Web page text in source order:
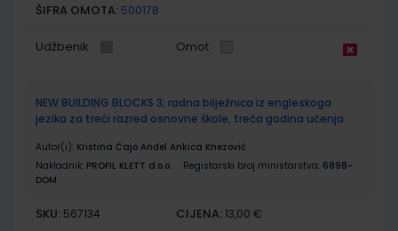
ŠIFRA OMOTA: 500178
Udžbenik Omot
NEW BUILDING BLOCKS 3; radna bilježnica iz engleskoga
jezika za treći razred osnovne škole, treća godina učenja
Autor(i): Kristina Čajo Anđel Ankica Knezović
Nakladnik: PROFIL KLETT d.o.o. Registarski broj ministarstva: 6898-
DOM
SKU: 567134 CIJENA: 13,00 €